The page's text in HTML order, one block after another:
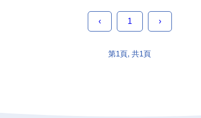
‹ 1 ›
第1頁, 共1頁